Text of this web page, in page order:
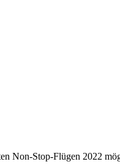
Non-Stop-Flügen 2022